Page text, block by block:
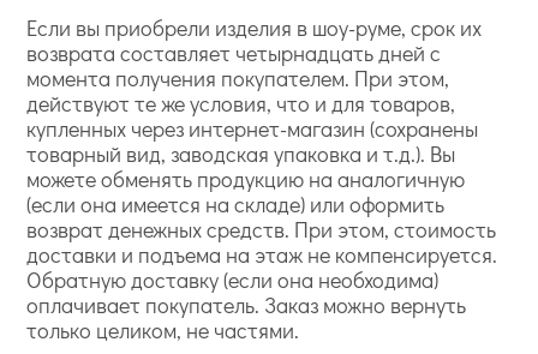
Если вы приобрели изделия в шоу-руме, срок их
возврата составляет четырнадцать дней с
момента получения покупателем. При этом,
действуют те же условия, что и для товаров,
купленных через интернет-магазин (сохранены
товарный вид, заводская упаковка и т.д.). Вы
можете обменять продукцию на аналогичную
(если она имеется на складе) или оформить
возврат денежных средств. При этом, стоимость
доставки и подъема на этаж не компенсируется.
Обратную доставку (если она необходима)
оплачивает покупатель. Заказ можно вернуть
только целиком, не частями.